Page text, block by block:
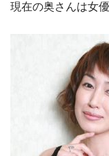
現在の奥さんは女